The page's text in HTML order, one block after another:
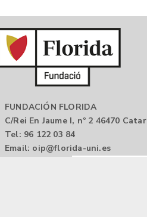
FUNDACIÓN FLORIDA
C/Rei En Jaume I, nº 2 46470
Tel: 96 122 03 84
Email: oip@florida-uni.es